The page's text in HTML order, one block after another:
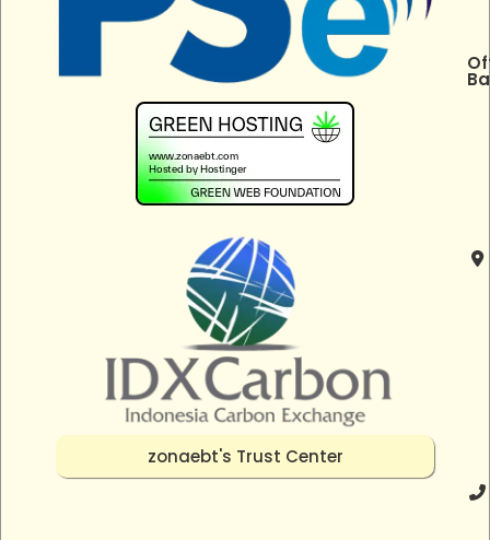
zonaebt's Trust Center